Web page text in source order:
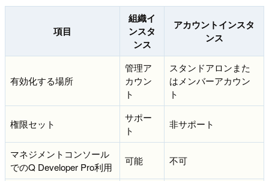
項目
組織イ
ンスタ
ンス
アカウントインスタ
ンス
有効化する場所
管理ア
カウン
ト
スタンドアロンまた
はメンバーアカウン
ト
権限セット
サポー
ト
非サポート
マネジメントコンソール
でのQ Developer Pro利用
可能 不可